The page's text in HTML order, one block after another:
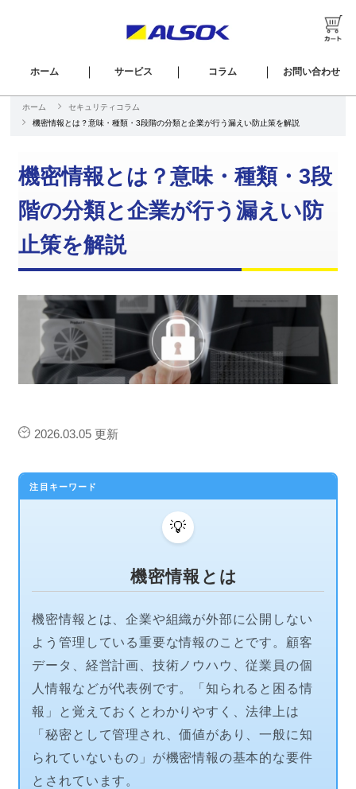
ホーム サービス コラム お問い合わせ
ホーム
セキュリティコラム
機密情報とは？意味・種類・3段階の分類と企業が行う漏えい防止策を解説
機密情報とは？意味・種類・3段
階の分類と企業が行う漏えい防
止策を解説
2026.03.05 更新
注目キーワード
💡
機密情報とは
機密情報とは、企業や組織が外部に公開しない
よう管理している重要な情報のことです。顧客
データ、経営計画、技術ノウハウ、従業員の個
人情報などが代表例です。「知られると困る情
報」と覚えておくとわかりやすく、法律上は
「秘密として管理され、価値があり、一般に知
られていないもの」が機密情報の基本的な要件
とされています。